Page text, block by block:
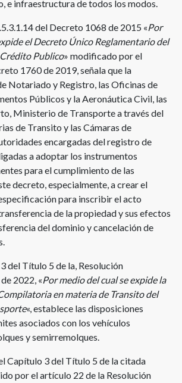
e infraestructura de todos los modos.
del Decreto 1068 de 2015 «Por
el Decreto Único Reglamentario del
Publico» modificado por el
1760 de 2019, señala que la
Notariado y Registro, las Oficinas de
Públicos y la Aeronáutica Civil, las
Ministerio de Transporte a través del
de Transito y las Cámaras de
encargadas del registro de
a adoptar los instrumentos
para el cumplimiento de las
decreto, especialmente, a crear el
para inscribir el acto
de la propiedad y sus efectos
del dominio y cancelación de
del Título 5 de la, Resolución
2022, «Por medio del cual se expide la
en materia de Transito del
«, establece las disposiciones
asociados con los vehículos
y semirremolques.
Capítulo 3 del Título 5 de la citada
por el artículo 22 de la Resolución